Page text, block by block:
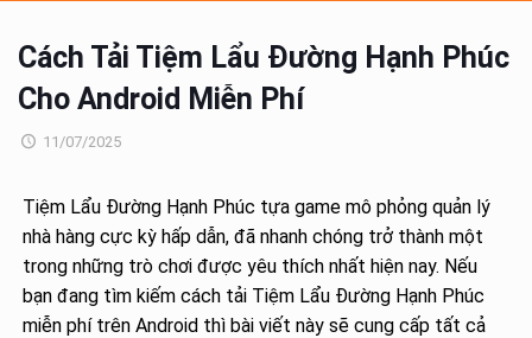
Cách Tải Tiệm Lẩu Đường Hạnh Phúc
Cho Android Miễn Phí
11/07/2025
Tiệm Lẩu Đường Hạnh Phúc tựa game mô phỏng quản lý
nhà hàng cực kỳ hấp dẫn, đã nhanh chóng trở thành một
trong những trò chơi được yêu thích nhất hiện nay. Nếu
bạn đang tìm kiếm cách tải Tiệm Lẩu Đường Hạnh Phúc
miễn phí trên Android thì bài viết này sẽ cung cấp tất cả